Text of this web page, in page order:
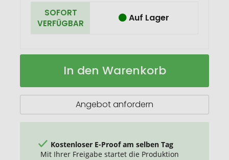
SOFORT
VERFÜGBAR
Auf Lager
Baumwolltasche
Auf
In den Warenkorb
Angebot anfordern
Kostenloser E-Proof am selben Tag
Mit Ihrer Freigabe startet die Produktion